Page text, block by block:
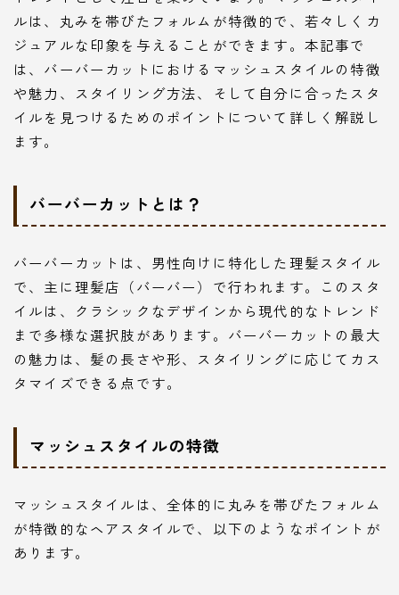
ルは、丸みを帯びたフォルムが特徴的で、若々しくカ
ジュアルな印象を与えることができます。本記事で
は、バーバーカットにおけるマッシュスタイルの特徴
や魅力、スタイリング方法、そして自分に合ったスタ
イルを見つけるためのポイントについて詳しく解説し
ます。
バーバーカットとは？
バーバーカットは、男性向けに特化した理髪スタイル
で、主に理髪店（バーバー）で行われます。このスタ
イルは、クラシックなデザインから現代的なトレンド
まで多様な選択肢があります。バーバーカットの最大
の魅力は、髪の長さや形、スタイリングに応じてカス
タマイズできる点です。
マッシュスタイルの特徴
マッシュスタイルは、全体的に丸みを帯びたフォルム
が特徴的なヘアスタイルで、以下のようなポイントが
あります。